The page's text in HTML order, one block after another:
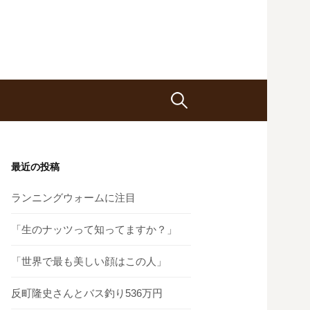
検
最近の投稿
ランニングウォームに注目
「生のナッツって知ってますか？」
「世界で最も美しい顔はこの人」
反町隆史さんとバス釣り536万円